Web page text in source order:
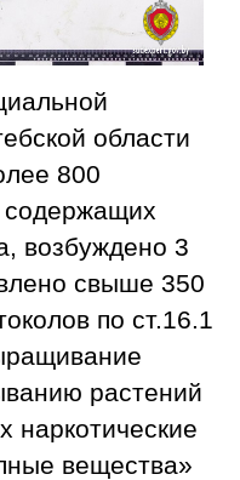
области
800
содержащих
возбуждено 3
свыше 350
по ст.16.1
растений
наркотические
вещества»